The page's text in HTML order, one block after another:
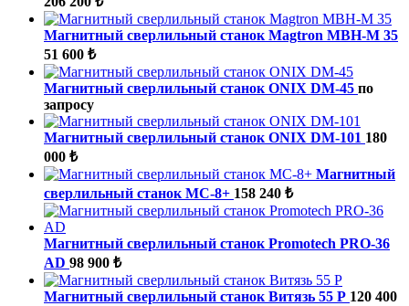
Магнитный сверлильный станок Magtron MBH-M 35
51 600 ₺
Магнитный сверлильный станок ONIX DM-45 по
запросу
Магнитный сверлильный станок ONIX DM-101 180
000 ₺
Магнитный
сверлильный станок МС-8+ 158 240 ₺
Магнитный сверлильный станок Promotech PRO-36
AD 98 900 ₺
Магнитный сверлильный станок Витязь 55 Р 120 400